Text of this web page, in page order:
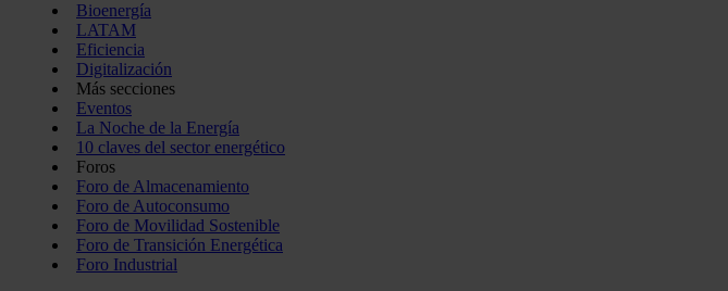
Bioenergía
LATAM
Eficiencia
Digitalización
Más secciones
Eventos
La Noche de la Energía
10 claves del sector energético
Foros
Foro de Almacenamiento
Foro de Autoconsumo
Foro de Movilidad Sostenible
Foro de Transición Energética
Foro Industrial